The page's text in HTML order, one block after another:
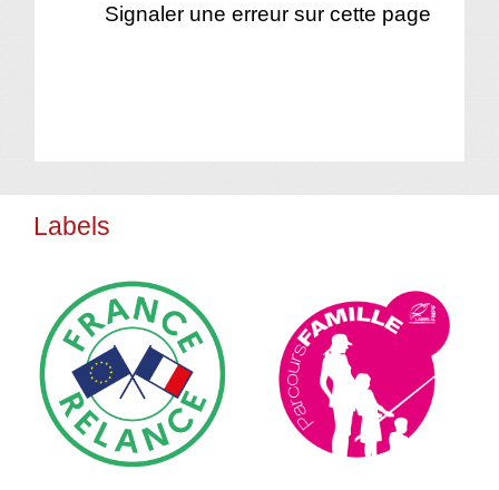
Signaler une erreur sur cette page
Labels